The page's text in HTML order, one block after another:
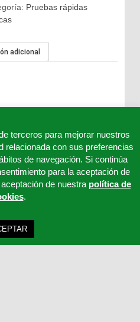
Pruebas rápidas
adicional
terceros para mejorar nuestros
relacionada con sus preferencias
de navegación. Si continúa
para la aceptación de
de nuestra política de
.